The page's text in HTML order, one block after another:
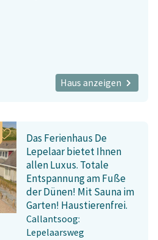
Haus anzeigen
Das Ferienhaus De
Lepelaar bietet Ihnen
allen Luxus. Totale
Entspannung am Fuße
der Dünen! Mit Sauna im
Garten! Haustierenfrei.
Callantsoog:
Lepelaarsweg